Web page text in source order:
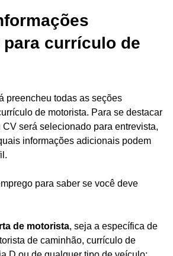
currículo de
preencheu todas as seções
de motorista. Para se destacar
será selecionado para entrevista,
informações adicionais podem
para saber se você deve
de motorista, seja a específica de
de caminhão, currículo de